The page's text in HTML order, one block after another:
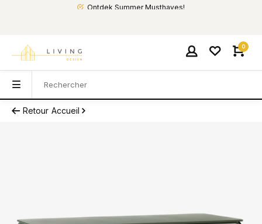
Ontdek Summer Musthaves!
0
Retour Accueil